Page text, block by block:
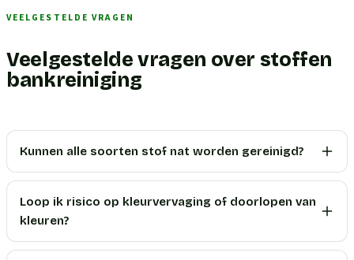
VEELGESTELDE VRAGEN
Veelgestelde vragen over stoffen
bankreiniging
Kunnen alle soorten stof nat worden gereinigd?
Loop ik risico op kleurvervaging of doorlopen van
kleuren?